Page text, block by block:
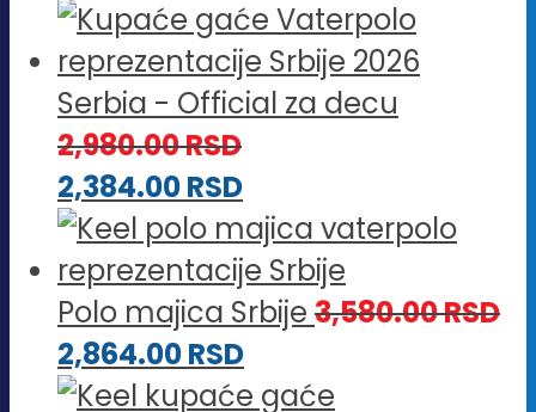
Serbia - Official za decu
2,980.00RSD
2,384.00RSD
Polo majica Srbije 3,580.00RSD
2,864.00RSD